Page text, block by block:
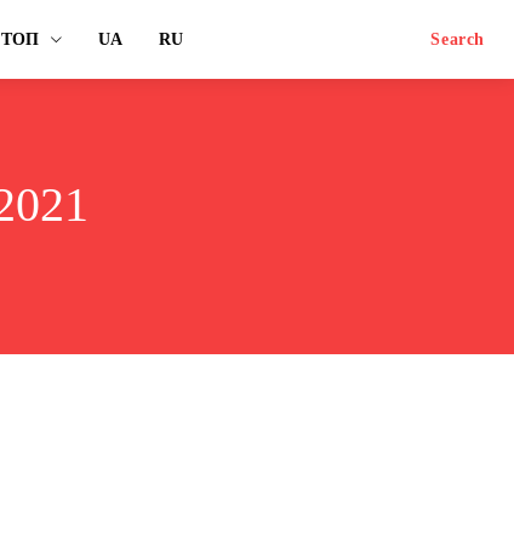
ТОП UA RU Search